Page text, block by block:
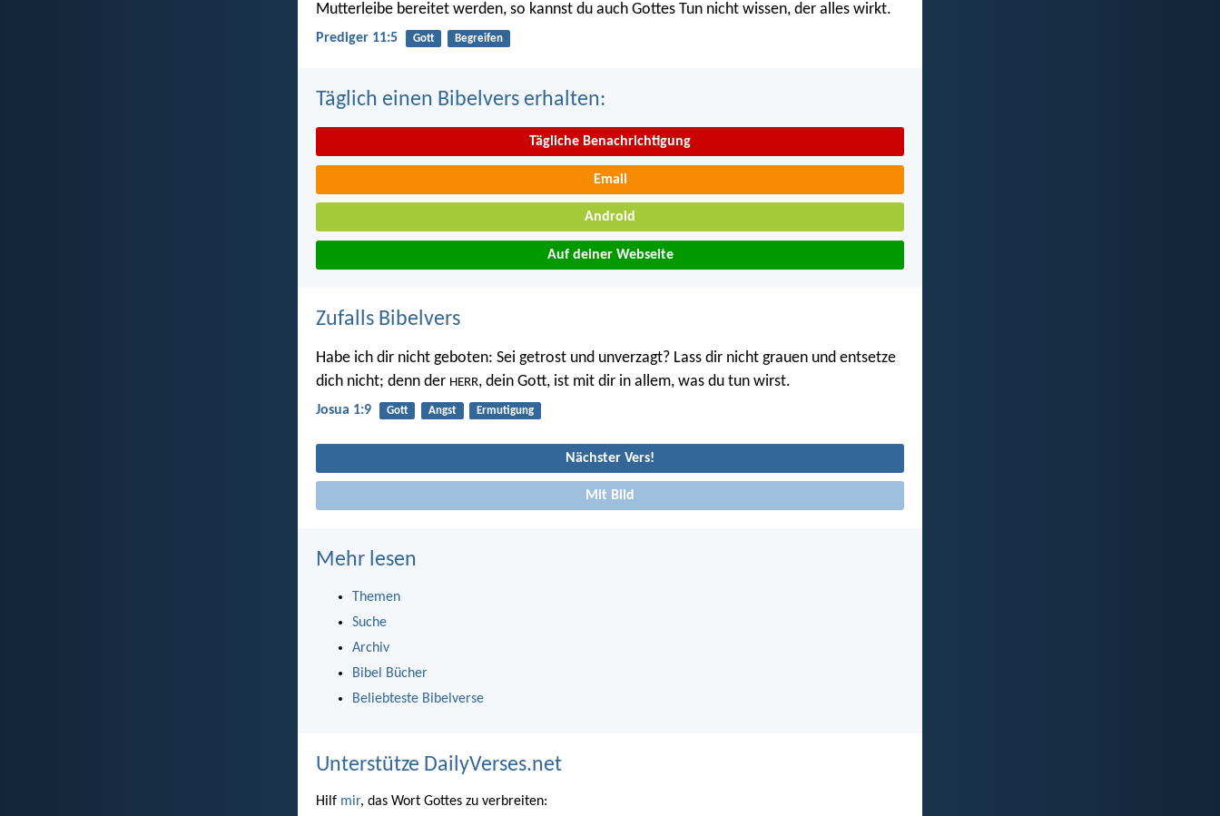
Mutterleibe bereitet werden, so kannst du auch Gottes Tun nicht wissen, der alles wirkt.
Prediger 11:5 Gott Begreifen
Täglich einen Bibelvers erhalten:
Tägliche Benachrichtigung
Email
Android
Auf deiner Webseite
Zufalls Bibelvers
Habe ich dir nicht geboten: Sei getrost und unverzagt? Lass dir nicht grauen und entsetze
dich nicht; denn der HERR, dein Gott, ist mit dir in allem, was du tun wirst.
Josua 1:9 Gott Angst Ermutigung
Nächster Vers!
Mit Bild
Mehr lesen
Themen
Suche
Archiv
Bibel Bücher
Beliebteste Bibelverse
Unterstütze DailyVerses.net
Hilf mir, das Wort Gottes zu verbreiten: